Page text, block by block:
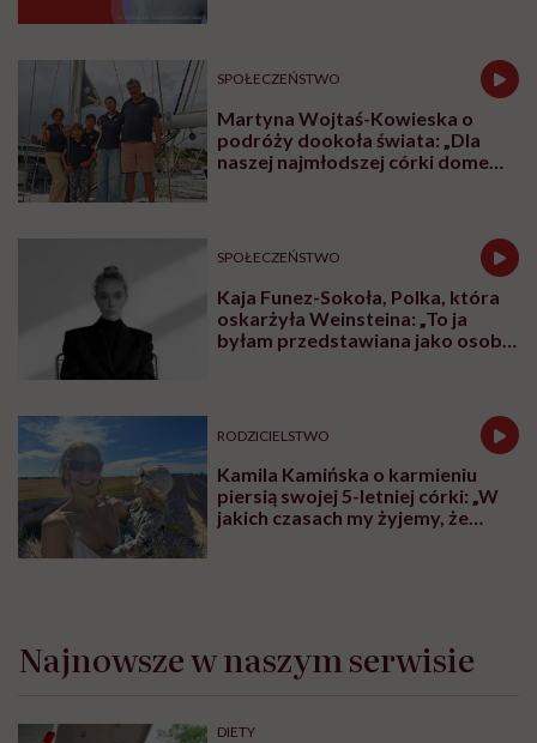
SPOŁECZEŃSTWO
Martyna Wojtaś-Kowieska o
podróży dookoła świata: „Dla
naszej najmłodszej córki domem
SPOŁECZEŃSTWO
Kaja Funez-Sokoła, Polka, która
oskarżyła Weinsteina: „To ja
byłam przedstawiana jako osoba,
RODZICIELSTWO
Kamila Kamińska o karmieniu
piersią swojej 5-letniej córki: „W
jakich czasach my żyjemy, że
Najnowsze w naszym serwisie
DIETY